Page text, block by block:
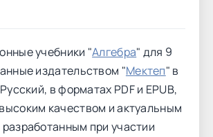
учебники "Алгебра" для 9
издательством "Мектеп" в
в форматах PDF и EPUB,
качеством и актуальным
при участии